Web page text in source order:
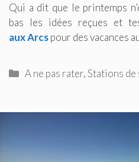
Qui a dit que le printemps
bas les idées reçues et
aux Arcspour des vacances
Catégories
A ne pas rater,Stations de